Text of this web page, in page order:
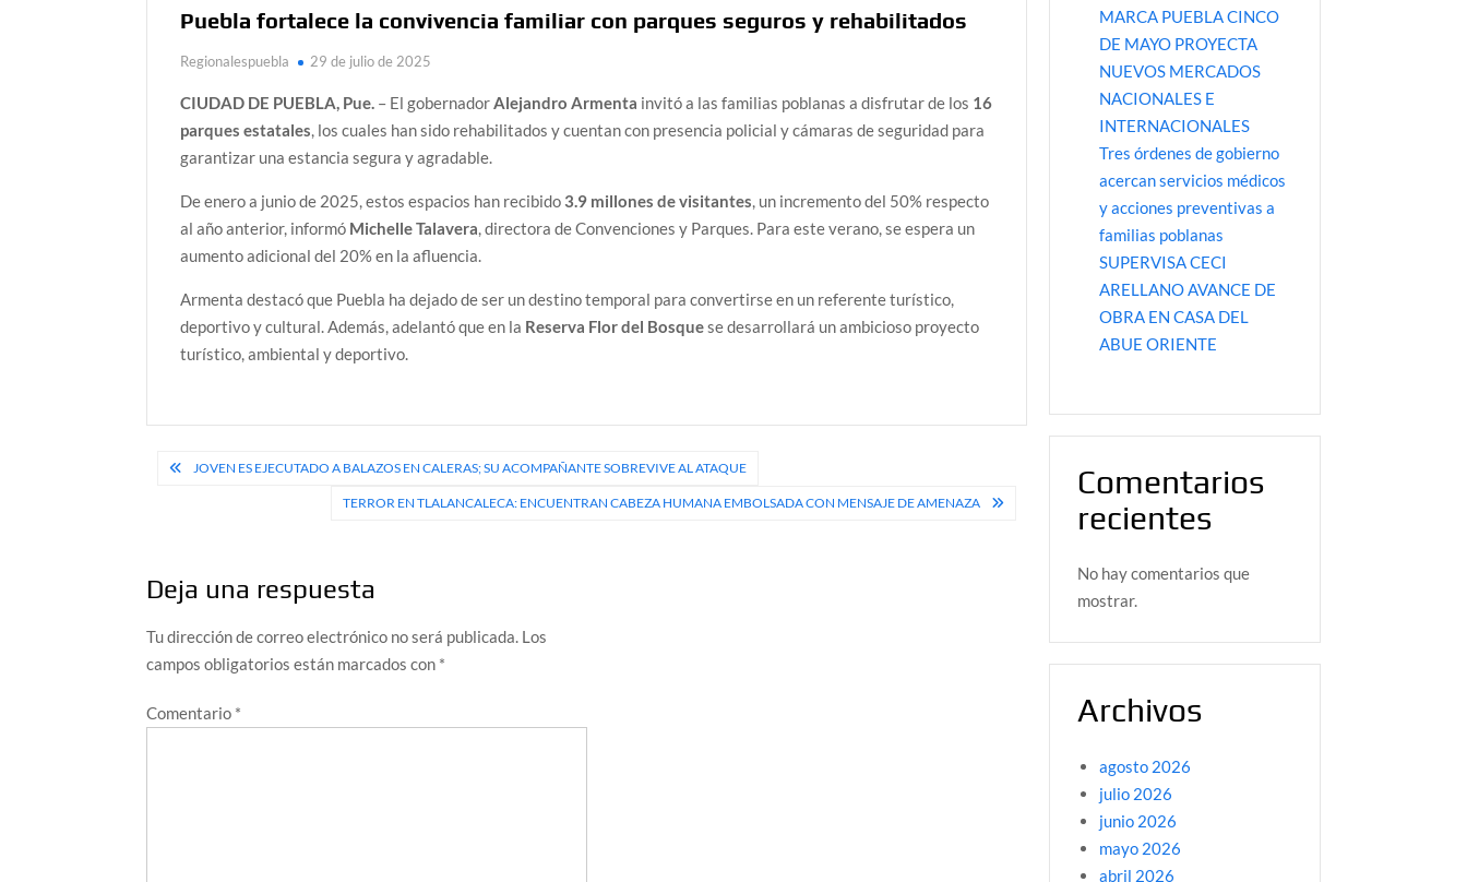
Puebla fortalece la convivencia familiar con parques seguros y rehabilitados
Regionalespuebla 29 de julio de 2025
CIUDAD DE PUEBLA, Pue. – El gobernadorAlejandro Armenta invitó a las familias poblanas a disfrutar de los 16
parques estatales, los cuales han sido rehabilitados y cuentan con presencia policial y cámaras de seguridad para
garantizar una estancia segura y agradable.
De enero a junio de 2025, estos espacios han recibido 3.9 millones de visitantes, un incremento del 50% respecto
al año anterior, informó Michelle Talavera, directora de Convenciones y Parques. Para este verano, se espera un
aumento adicional del 20% en la afluencia.
Armenta destacó que Puebla ha dejado de ser un destino temporal para convertirse en un referente turístico,
deportivo y cultural. Además, adelantó que en la Reserva Flor del Bosquese desarrollará un ambicioso proyecto
turístico, ambiental y deportivo.
Navegación
JOVEN ES EJECUTADO A BALAZOS EN CALERAS; SU ACOMPAÑANTE SOBREVIVE AL ATAQUE
TERROR EN TLALANCALECA: ENCUENTRAN CABEZA HUMANA EMBOLSADA CON MENSAJE DE AMENAZA
Deja una respuesta
Tu dirección de correo electrónico no será publicada. Los
campos obligatorios están marcados con *
Comentario *
MARCA PUEBLA CINCO
DE MAYO PROYECTA
NUEVOS MERCADOS
NACIONALES E
INTERNACIONALES
Tres órdenes de gobierno
acercan servicios médicos
y acciones preventivas a
familias poblanas
SUPERVISA CECI
ARELLANO AVANCE DE
OBRA EN CASA DEL
ABUE ORIENTE
Comentarios
recientes
No hay comentarios que
mostrar.
Archivos
agosto 2026
julio 2026
junio 2026
mayo 2026
abril 2026